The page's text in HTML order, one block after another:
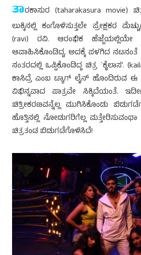
ತಾರಕಾಸುರ (taharakasura
ಲುಕ್ಕಿನಲ್ಲಿ ಕಂಗೊಳಿಸುತ್ತಲೇ ಪ್ರೇಕ್ಷಕರ
(ravi) ರವಿ. ಆರಂಭಿಕ ಹೆಜ್ಜೆಯಲ್ಲಿಯೇ
ಆವಾಹಿಸಿಕೊಂಡಿದ್ದ, ಅದಕ್ಕೆ ಪಳಗಿದ ನಟನಂತೆ
ನಂತರದಲ್ಲಿ ಒಪ್ಪಿಕೊಂಡಿದ್ದ ಚಿತ್ರ `ಕೈಲಾಸ’.
ಕಾಸಿದ್ರೆ ಎಂಬ ಟ್ಯಾಗ್ ಲೈನ್ ಹೊಂದಿರುವ
ವಿಭಿನ್ನವಾದ ಪಾತ್ರವೇ ಸಿಕ್ಕಿದೆಯಂತೆ.
ಚಿತ್ರೀಕರಣವನ್ನೆಲ್ಲ ಮುಗಿಸಿಕೊಂಡು
ಹೊತ್ತಿನಲ್ಲಿ ನೋಡುಗರಿಗೆಲ್ಲ
ಚಿತ್ರತಂಡ ಬಿಡುಗಡೆಗೊಳಿಸಿದೆ!